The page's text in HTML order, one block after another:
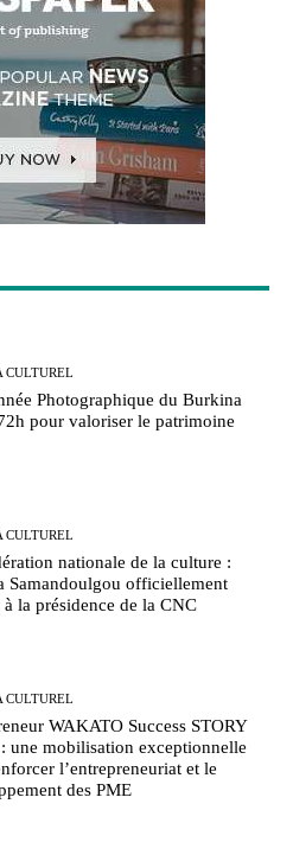
CULTUREL
Photographique du Burkina
pour valoriser le patrimoine
CULTUREL
nationale de la culture :
Samandoulgou officiellement
à la présidence de la CNC
CULTUREL
WAKATO Success STORY
une mobilisation exceptionnelle
l’entrepreneuriat et le
des PME